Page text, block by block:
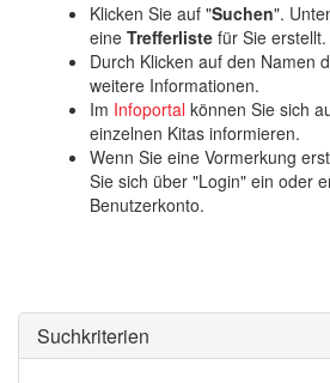
Klicken Sie auf "Suchen".
eine Trefferliste für Sie erstellt.
Durch Klicken auf den Namen
weitere Informationen.
Im Infoportal können Sie sich
einzelnen Kitas informieren.
Wenn Sie eine Vormerkung
Sie sich über "Login" ein oder
Benutzerkonto.
Suchkriterien